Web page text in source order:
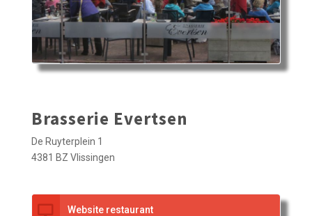
Brasserie Evertsen
De Ruyterplein 1
4381 BZ Vlissingen
Website restaurant